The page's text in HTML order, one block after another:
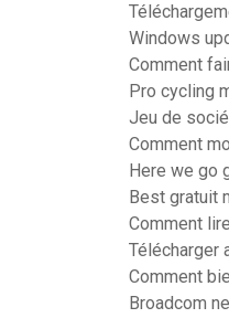
Windows
Comment
Pro cycling
Jeu de
Comment
Here we go
Best gratuit
Comment
Télécharger
Comment
Broadcom